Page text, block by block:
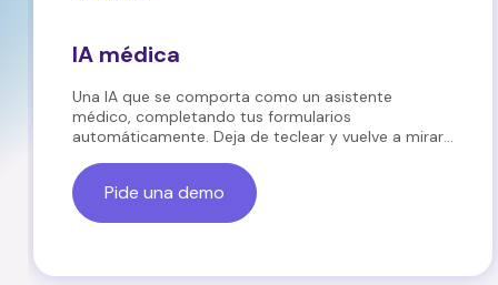
IA médica
Una IA que se comporta como un asistente
médico, completando tus formularios
automáticamente. Deja de teclear y vuelve a mirar
Pide una demo